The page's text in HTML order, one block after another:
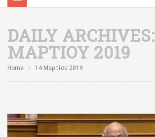
DAILY ARCHIVES:
ΜΑΡΤΊΟΥ 2019
Home 14 Μαρτίου 2019